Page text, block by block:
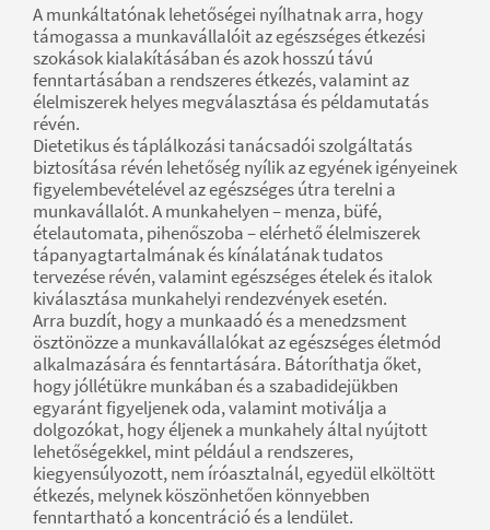
A munkáltatónak lehetőségei nyílhatnak arra, hogy
támogassa a munkavállalóit az egészséges étkezési
szokások kialakításában és azok hosszú távú
fenntartásában a rendszeres étkezés, valamint az
élelmiszerek helyes megválasztása és példamutatás
révén.
Dietetikus és táplálkozási tanácsadói szolgáltatás
biztosítása révén lehetőség nyílik az egyének igényeinek
figyelembevételével az egészséges útra terelni a
munkavállalót. A munkahelyen – menza, büfé,
ételautomata, pihenőszoba – elérhető élelmiszerek
tápanyagtartalmának és kínálatának tudatos
tervezése révén, valamint egészséges ételek és italok
kiválasztása munkahelyi rendezvények esetén.
Arra buzdít, hogy a munkaadó és a menedzsment
ösztönözze a munkavállalókat az egészséges életmód
alkalmazására és fenntartására. Bátoríthatja őket,
hogy jóllétükre munkában és a szabadidejükben
egyaránt figyeljenek oda, valamint motiválja a
dolgozókat, hogy éljenek a munkahely által nyújtott
lehetőségekkel, mint például a rendszeres,
kiegyensúlyozott, nem íróasztalnál, egyedül elköltött
étkezés, melynek köszönhetően könnyebben
fenntartható a koncentráció és a lendület.